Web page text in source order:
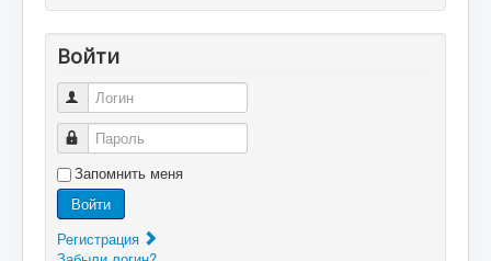
Войти
Логин
Пароль
Запомнить меня
Войти
Регистрация